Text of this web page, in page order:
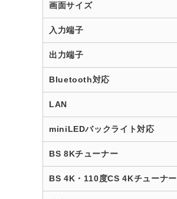
画面サイズ
入力端子
出力端子
Bluetooth対応
LAN
miniLEDバックライト対応
BS 8Kチューナー
BS 4K・110度CS 4Kチューナー